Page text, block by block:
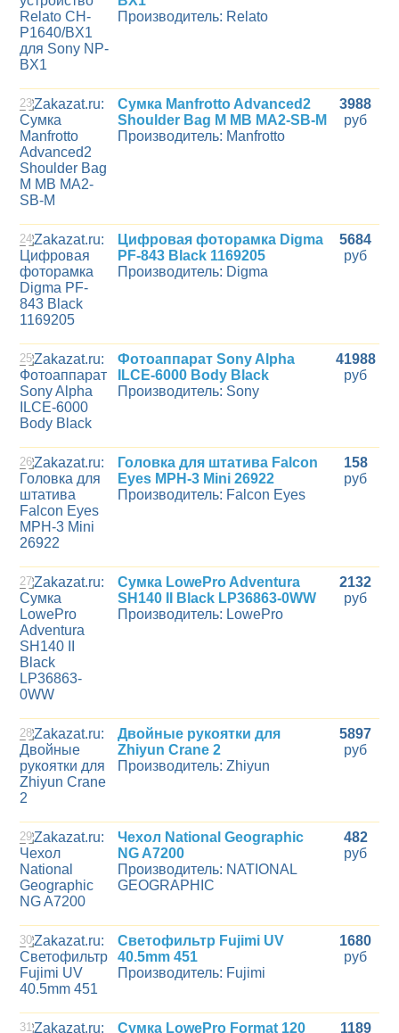
Производитель: Relato
23
Сумка Manfrotto Advanced2
Shoulder Bag M MB MA2-SB-M
Производитель: Manfrotto
3988
руб
24
Цифровая фоторамка Digma
PF-843 Black 1169205
Производитель: Digma
5684
руб
25
Фотоаппарат Sony Alpha
ILCE-6000 Body Black
Производитель: Sony
41988
руб
26
Головка для штатива Falcon
Eyes MPH-3 Mini 26922
Производитель: Falcon Eyes
158
руб
27
Сумка LowePro Adventura
SH140 II Black LP36863-0WW
Производитель: LowePro
2132
руб
28
Двойные рукоятки для
Zhiyun Crane 2
Производитель: Zhiyun
5897
руб
29
Чехол National Geographic
NG A7200
Производитель: NATIONAL
GEOGRAPHIC
482
руб
30
Светофильтр Fujimi UV
40.5mm 451
Производитель: Fujimi
1680
руб
31 Сумка LowePro Format 120 1189